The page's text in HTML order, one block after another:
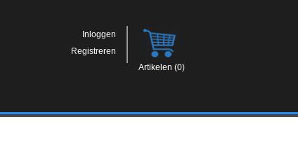
Inloggen
Registreren
Artikelen (0)